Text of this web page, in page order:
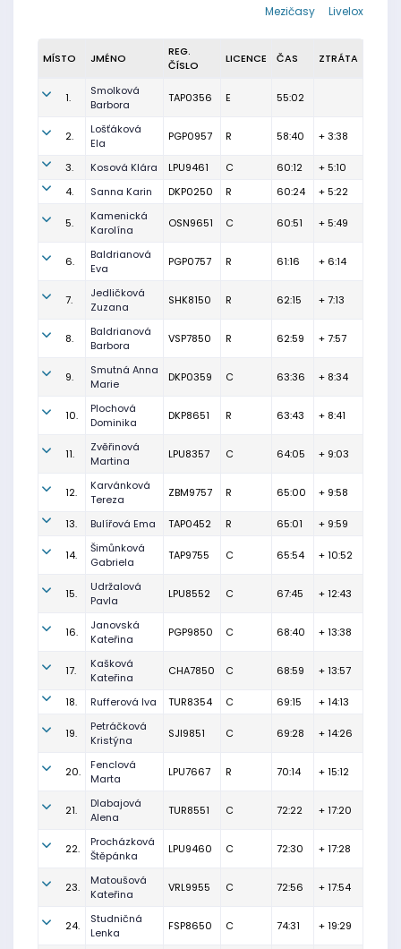
Livelox
Mezičasy
MÍSTO JMÉNO
REG.
ČÍSLO
LICENCE ČAS ZTRÁTA
1.
Smolková
Barbora
TAP0356 E 55:02
2.
Lošťáková
Ela
PGP0957 R 58:40 + 3:38
3. Kosová Klára LPU9461 C 60:12
+ 5:10
4.
Sanna Karin DKP0250 R 60:24 + 5:22
5.
Kamenická
Karolína
OSN9651 C 60:51 + 5:49
6.
Baldrianová
Eva
PGP0757 R 61:16 + 6:14
7.
Jedličková
Zuzana
SHK8150 R 62:15 + 7:13
8.
Baldrianová
Barbora
VSP7850 R 62:59 + 7:57
9.
Smutná Anna
Marie
DKP0359 C 63:36 + 8:34
10.
Plochová
Dominika
DKP8651 R 63:43 + 8:41
11.
Zvěřinová
Martina
LPU8357 C 64:05 + 9:03
12.
Karvánková
Tereza
ZBM9757 R 65:00 + 9:58
13. Bulířová Ema TAP0452 R 65:01 + 9:59
14.
Šimůnková
Gabriela
TAP9755 C 65:54 + 10:52
15.
Udržalová
Pavla
LPU8552 C 67:45 + 12:43
16.
Janovská
Kateřina
PGP9850 C 68:40 + 13:38
17.
Kašková
Kateřina
CHA7850 C 68:59 + 13:57
18. Rufferová Iva TUR8354 C 69:15 + 14:13
19.
Petráčková
Kristýna
SJI9851 C 69:28 + 14:26
20.
Fenclová
Marta
LPU7667 R 70:14 + 15:12
21.
Dlabajová
Alena
TUR8551 C 72:22 + 17:20
22.
Procházková
Štěpánka
LPU9460 C 72:30 + 17:28
23.
Matoušová
Kateřina
VRL9955 C 72:56 + 17:54
24.
Studničná
Lenka
FSP8650 C 74:31 + 19:29